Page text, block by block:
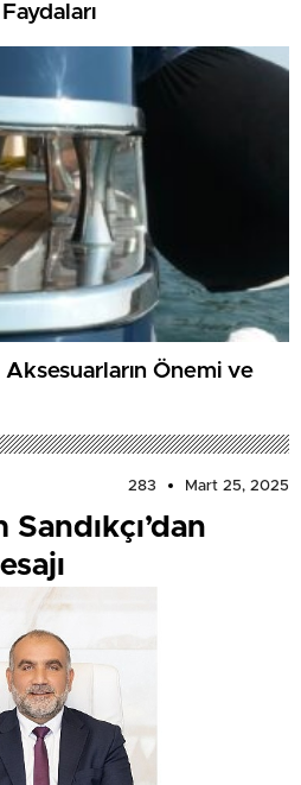
Önemi ve
283 Mart 25, 2025